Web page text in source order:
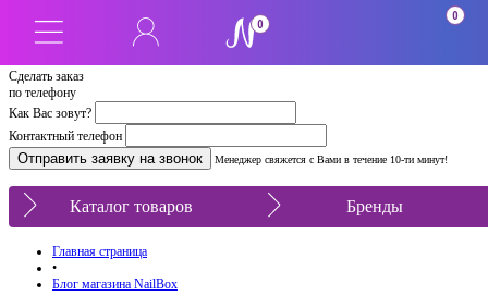
Сделать заказ
по телефону
Как Вас зовут?
Контактный телефон
Менеджер свяжется с Вами в течение 10-ти минут!
0
0
Каталог товаров Бренды
Главная страница
•
Блог магазина NailBox